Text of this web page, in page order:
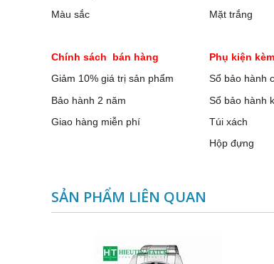
Màu sắc
Mặt trắng
Chính sách bán hàng
Phụ kiện
Giảm 10% giá trị sản phẩm
Sổ bảo hành
Bảo hành 2 năm
Sổ bảo hành
Giao hàng miễn phí
Túi xách
Hộp đựng
SẢN PHẨM LIÊN QUAN